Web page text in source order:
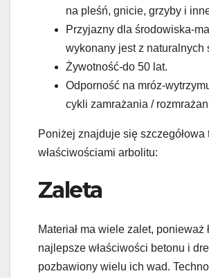
na pleśń, gnicie, grzyby i
Przyjazny dla środowiska-
wykonany jest z naturalnych
Żywotność-do 50 lat.
Odporność na mróz-
cykli zamrażania /
Poniżej znajduje się szczegółowa
właściwościami arbolitu:
Zaleta
Materiał ma wiele zalet, ponieważ
najlepsze właściwości betonu i
pozbawiony wielu ich wad.